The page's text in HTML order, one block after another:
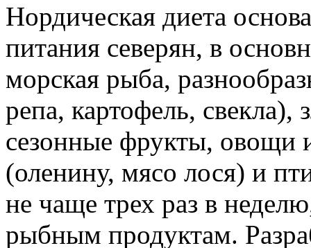
Нордическая диета
питания северян, в
морская рыба,
репа, картофель,
сезонные фрукты, овощи
(оленину, мясо лося) и
не чаще трех раз в
рыбным продуктам.